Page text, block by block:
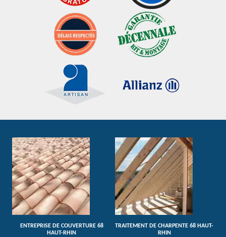
ENTREPRISE DE COUVERTURE 68
HAUT-RHIN
TRAITEMENT DE CHARPENTE 68 HAUT-
RHIN